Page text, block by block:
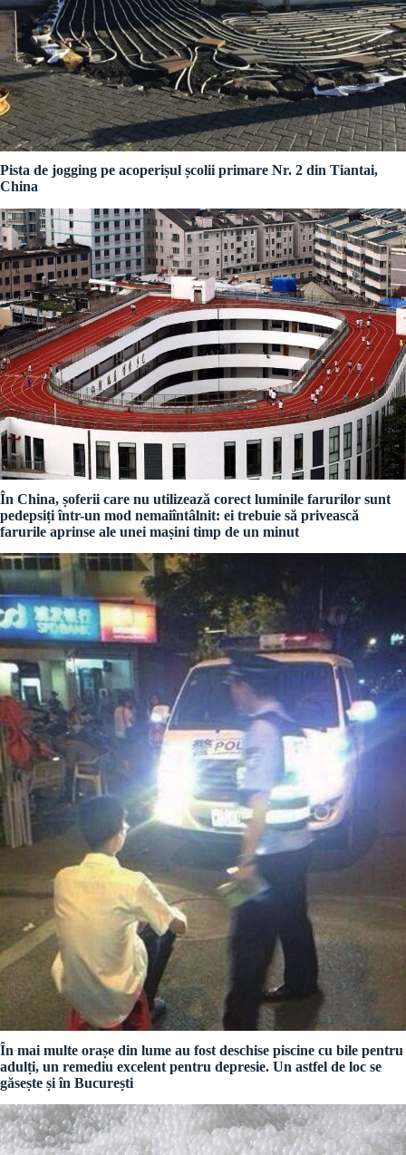
Pista de jogging pe acoperișul școlii primare Nr. 2 din Tiantai,
China
În China, șoferii care nu utilizează corect luminile farurilor sunt
pedepsiți într-un mod nemaiîntâlnit: ei trebuie să privească
farurile aprinse ale unei mașini timp de un minut
În mai multe orașe din lume au fost deschise piscine cu bile pentru
adulți, un remediu excelent pentru depresie. Un astfel de loc se
găsește și în București